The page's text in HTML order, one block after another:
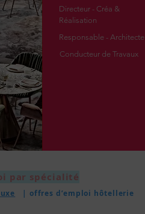
Directeur - Créa &
Réalisation
Responsable - Architecte
Conducteur de Travaux
par spécialité
| offres d’emploi hôtellerie